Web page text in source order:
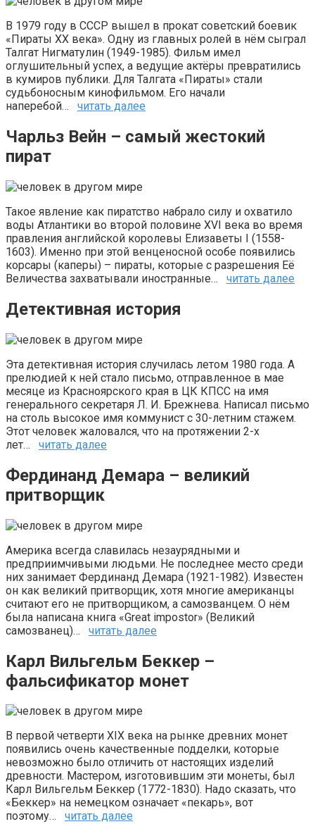
В 1979 году в СССР вышел в прокат советский боевик
«Пираты XX века». Одну из главных ролей в нём сыграл
Талгат Нигматулин (1949-1985). Фильм имел
оглушительный успех, а ведущие актёры превратились
в кумиров публики. Для Талгата «Пираты» стали
судьбоносным кинофильмом. Его начали
наперебой… читать далее
Чарльз Вейн – самый жестокий
пират
Такое явление как пиратство набрало силу и охватило
воды Атлантики во второй половине XVI века во время
правления английской королевы Елизаветы I (1558-
1603). Именно при этой венценосной особе появились
корсары (каперы) – пираты, которые с разрешения Её
Величества захватывали иностранные… читать далее
Детективная история
Эта детективная история случилась летом 1980 года. А
прелюдией к ней стало письмо, отправленное в мае
месяце из Красноярского края в ЦК КПСС на имя
генерального секретаря Л. И. Брежнева. Написал письмо
на столь высокое имя коммунист с 30-летним стажем.
Этот человек жаловался, что на протяжении 2-х
лет… читать далее
Фердинанд Демара – великий
притворщик
Америка всегда славилась незаурядными и
предприимчивыми людьми. Не последнее место среди
них занимает Фердинанд Демара (1921-1982). Известен
он как великий притворщик, хотя многие американцы
считают его не притворщиком, а самозванцем. О нём
была написана книга «Great impostor» (Великий
самозванец)… читать далее
Карл Вильгельм Беккер –
фальсификатор монет
В первой четверти XIX века на рынке древних монет
появились очень качественные подделки, которые
невозможно было отличить от настоящих изделий
древности. Мастером, изготовившим эти монеты, был
Карл Вильгельм Беккер (1772-1830). Надо сказать, что
«Беккер» на немецком означает «пекарь», вот
поэтому… читать далее